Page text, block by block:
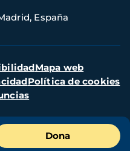
Dona
España
Mapa web
Política de cookies